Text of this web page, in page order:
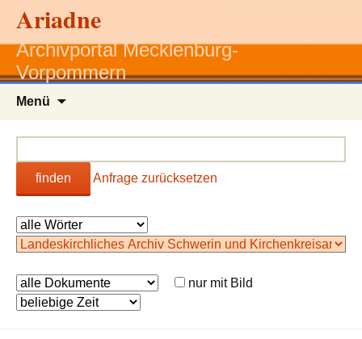
Ariadne
Archivportal Mecklenburg-
Vorpommern
Menü
finden Anfrage zurücksetzen
nur mit Bild